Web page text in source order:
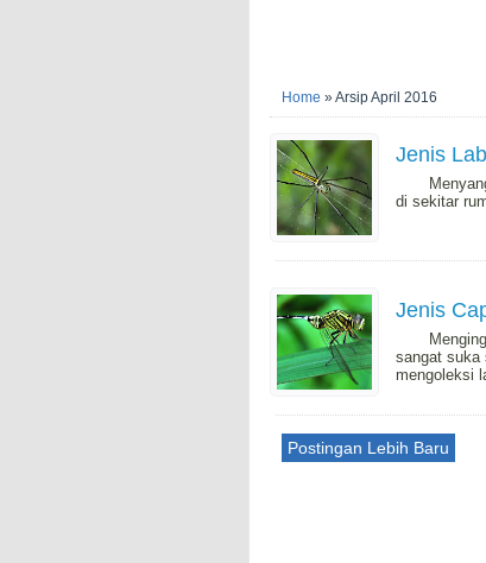
Home »Arsip April 2016
Jenis
di sekitar
Jenis
Mengingat
sangat suka
mengoleksi
Postingan Lebih Baru